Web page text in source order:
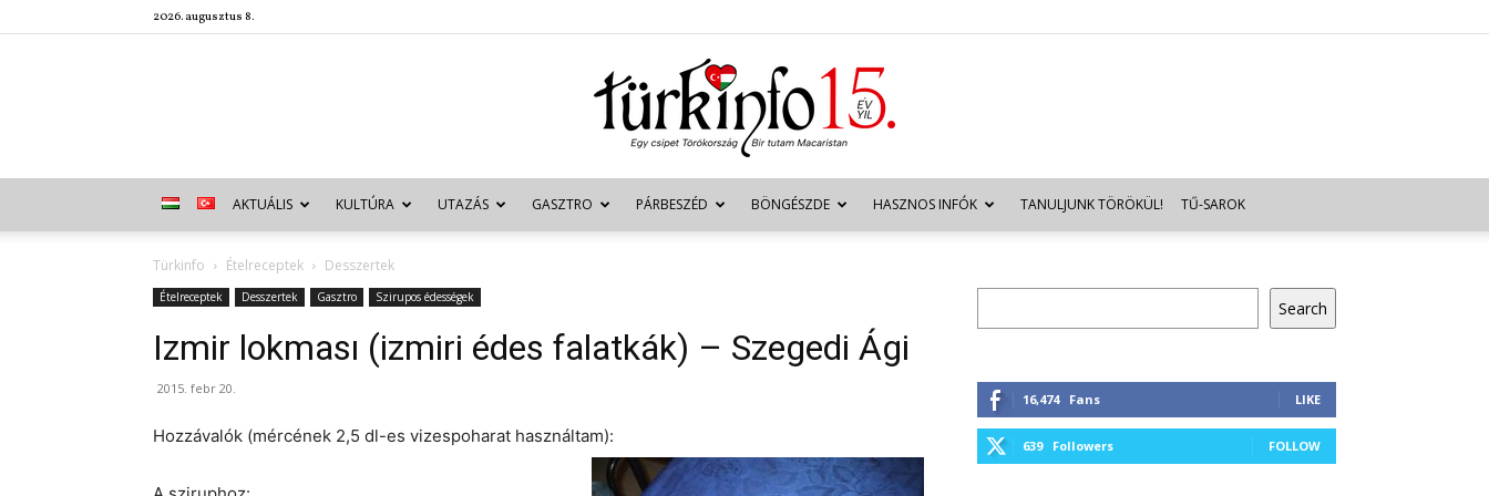
2026. augusztus 8.
Türkinfo
AKTUÁLIS KULTÚRA UTAZÁS GASZTRO PÁRBESZÉD BÖNGÉSZDE HASZNOS INFÓK TANULJUNK TÖRÖKÜL! TŰ-SAROK
Türkinfo Ételreceptek Desszertek
Ételreceptek Desszertek Gasztro Szirupos édességek
Izmir lokması (izmiri édes falatkák) – Szegedi Ági
2015. febr 20.
Hozzávalók (mércének 2,5 dl-es vizespoharat használtam):
Search
16,474 Fans LIKE
639 Followers FOLLOW